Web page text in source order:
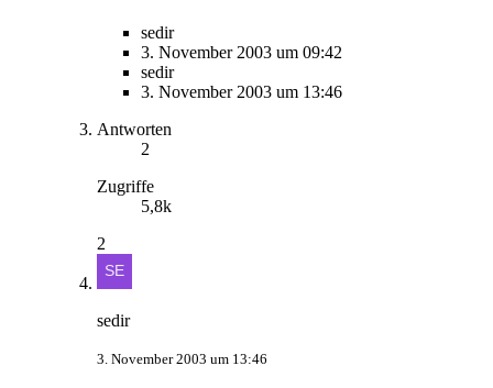
sedir
3. November 2003 um 09:42
sedir
3. November 2003 um 13:46
Antworten
2
Zugriffe
5,8k
2
sedir
3. November 2003 um 13:46